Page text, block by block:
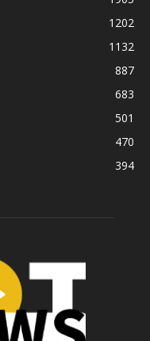
1202
1132
887
683
501
470
394